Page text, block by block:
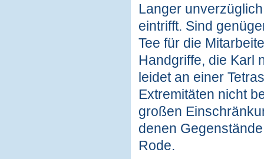
Langer
eintrifft. Sind
Tee für die
Handgriffe, die Karl
leidet an einer
Extremitäten nicht
großen
denen
Rode.